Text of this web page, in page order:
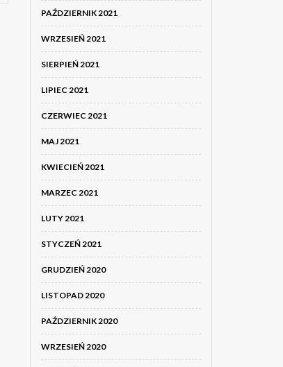
PAŹDZIERNIK 2021
WRZESIEŃ 2021
SIERPIEŃ 2021
LIPIEC 2021
CZERWIEC 2021
MAJ 2021
KWIECIEŃ 2021
MARZEC 2021
LUTY 2021
STYCZEŃ 2021
GRUDZIEŃ 2020
LISTOPAD 2020
PAŹDZIERNIK 2020
WRZESIEŃ 2020